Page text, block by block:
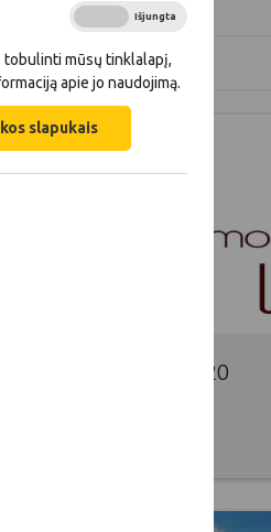
Išjungta
tobulinti mūsų tinklalapį,
apie jo naudojimą.
slapukais
Kategorija
tinklas 2014-2020